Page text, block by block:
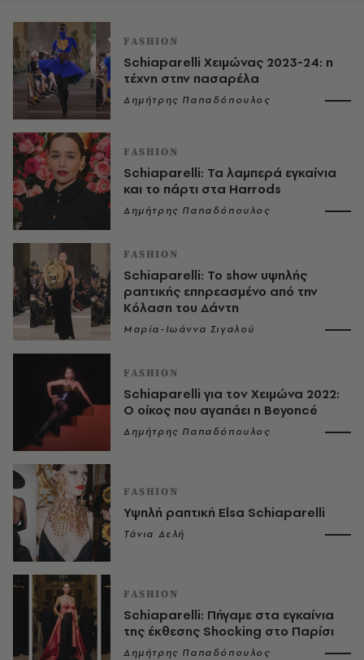
FASHION
Schiaparelli Χειμώνας 2023-24: η
τέχνη στην πασαρέλα
Δημήτρης Παπαδόπουλος
FASHION
Schiaparelli: Τα λαμπερά εγκαίνια
και το πάρτι στα Harrods
Δημήτρης Παπαδόπουλος
FASHION
Schiaparelli: Το show υψηλής
ραπτικής επηρεασμένο από την
Κόλαση του Δάντη
Μαρία-Ιωάννα Σιγαλού
FASHION
Schiaparelli για τον Xειμώνα 2022:
Ο οίκος που αγαπάει η Beyoncé
Δημήτρης Παπαδόπουλος
FASHION
Υψηλή ραπτική Elsa Schiaparelli
Τάνια Δελή
FASHION
Schiaparelli: Πήγαμε στα εγκαίνια
της έκθεσης Shocking στο Παρίσι
Δημήτρης Παπαδόπουλος